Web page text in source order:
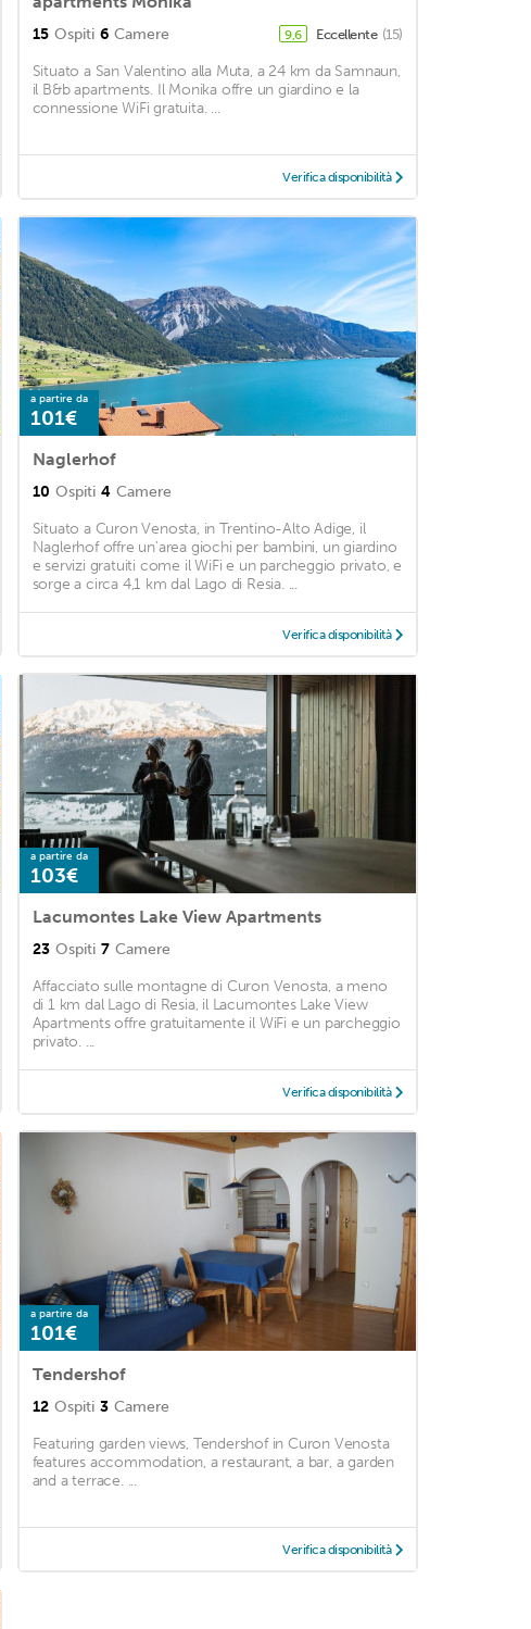
15 Ospiti 6 Camere 9,6 Eccellente (15)
Situato a San Valentino alla Muta, a 24 km da Samnaun,
il B&b apartments. Il Monika offre un giardino e la
connessione WiFi gratuita. ...
Verifica disponibilità
a partire da
101€
Naglerhof
10 Ospiti 4 Camere
Situato a Curon Venosta, in Trentino-Alto Adige, il
Naglerhof offre un'area giochi per bambini, un giardino
e servizi gratuiti come il WiFi e un parcheggio privato, e
sorge a circa 4,1 km dal Lago di Resia. ...
Verifica disponibilità
a partire da
103€
Lacumontes Lake View Apartments
23 Ospiti 7 Camere
Affacciato sulle montagne di Curon Venosta, a meno
di 1 km dal Lago di Resia, il Lacumontes Lake View
Apartments offre gratuitamente il WiFi e un parcheggio
privato. ...
Verifica disponibilità
a partire da
101€
Tendershof
12 Ospiti 3 Camere
Featuring garden views, Tendershof in Curon Venosta
features accommodation, a restaurant, a bar, a garden
and a terrace. ...
Verifica disponibilità